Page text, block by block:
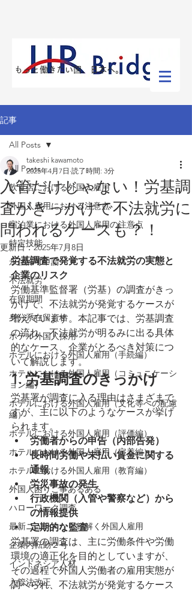
​もっと働きたい国、日本へ。
記事
All Posts
飲食店における外国人雇用
外国人雇用における注意点
宿泊業における外国人雇用の注意点
特定技能
永住許可申請
不法就労
在留期間
身分系在留資格
ホテル外国人採用
ホテルにおける外国人雇用（手続編）
ホテルにおける外国人雇用（コミュニケーシ
ョン編）
ホテルにおける外国人雇用（文化等への配慮
編）
ホテルにおける外国人雇用（評価編）
ホテルにおける外国人雇用（定着編）
ホテルにおける外国人雇用（教育編）
外国人困りご事あるある
ハローワーク調査
最新ニュースから紐解く外国人雇用
企業内転勤２号
インドネシア人材
入管法改正
All Posts
入管だけじゃない！労基調
査がきっかけで不法就労に
問われるケースも？！
takeshi kawamoto
2025年4月7日 読了時間: 3分
更新日：2025年7月8日
労基調査で発覚する不法就労の実態と
企業のリスク
労働基準監督署（労基）の調査がきっ
かけで、不法就労が発覚するケースが
増えています。本記事では、労基調査
の流れ、不法就労が明るみに出る具体
的なケース、企業がとるべき対策につ
いて解説します。
1. 労基調査のきっかけ
労基署が調査に入る理由はさまざまで
すが、主に以下のようなケースが挙げ
られます。
労働者からの申告（内部告発）
長時間労働や未払い賃金に関する
通報
労災事故の発生
行政機関（入管や警察など）から
の情報提供
定期的な監査
労基署の調査は、主に労働条件や労働
環境の適正化を目的としていますが、
その過程で外国人労働者の雇用実態が
調べられ、不法就労が発覚するケース